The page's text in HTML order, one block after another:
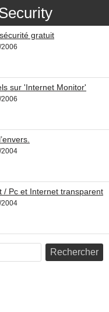
gratuit
2006
sur 'Internet Monitor'
2006
2004
/ Pc et Internet transparent
2004
Rechercher